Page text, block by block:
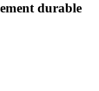
durable